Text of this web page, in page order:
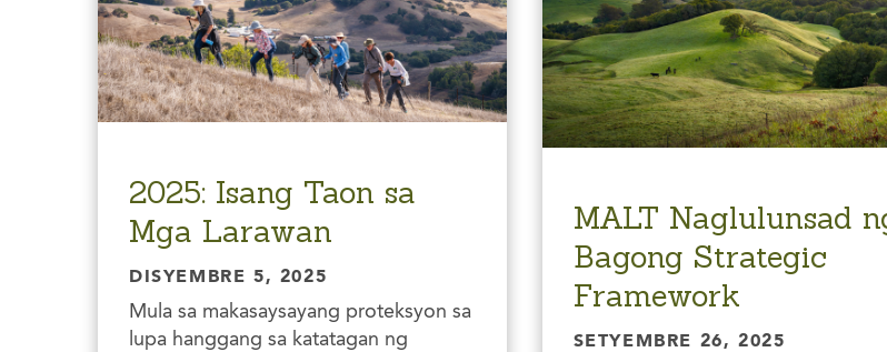
2025: Isang Taon sa
Mga Larawan
DISYEMBRE 5, 2025
Mula sa makasaysayang proteksyon sa
lupa hanggang sa katatagan ng
MALT Naglulunsad
Bagong Strategic
Framework
SETYEMBRE 26, 2025